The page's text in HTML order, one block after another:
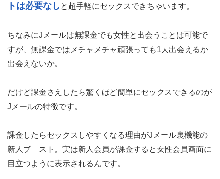
トは必要なし と超手軽にセックスできちゃいます。
ちなみにJメールは無課金でも女性と出会うことは可能で
すが、無課金ではメチャメチャ頑張っても1人出会えるか
出会えないか。
だけど課金さえしたら驚くほど簡単にセックスできるのが
Jメールの特徴です。
課金したらセックスしやすくなる理由がJメール裏機能の
新人ブースト。実は新人会員が課金すると女性会員画面に
目立つように表示されるんです。